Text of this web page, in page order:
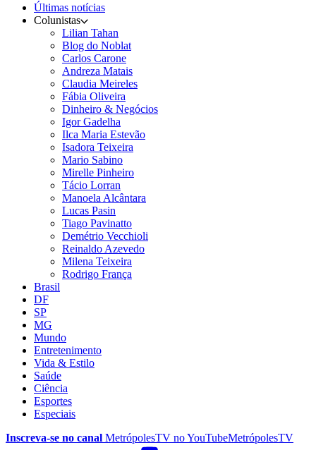
Últimas notícias
Colunistas
Lilian Tahan
Blog do Noblat
Carlos Carone
Andreza Matais
Claudia Meireles
Fábia Oliveira
Dinheiro & Negócios
Igor Gadelha
Ilca Maria Estevão
Isadora Teixeira
Mario Sabino
Mirelle Pinheiro
Tácio Lorran
Manoela Alcântara
Lucas Pasin
Tiago Pavinatto
Demétrio Vecchioli
Reinaldo Azevedo
Milena Teixeira
Rodrigo França
Brasil
DF
SP
MG
Mundo
Entretenimento
Vida & Estilo
Saúde
Ciência
Esportes
Especiais
Inscreva-se no canal MetrópolesTV noYouTubeMetrópolesTV